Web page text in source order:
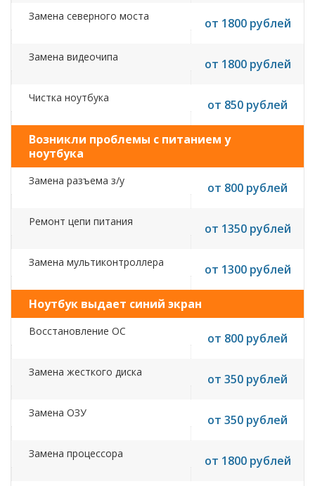
Замена северного моста от 1800 рублей
Замена видеочипа от 1800 рублей
Чистка ноутбука от 850 рублей
Возникли проблемы с питанием у
ноутбука
Замена разъема з/у от 800 рублей
Ремонт цепи питания от 1350 рублей
Замена мультиконтроллера от 1300 рублей
Ноутбук выдает синий экран
Восстановление ОС от 800 рублей
Замена жесткого диска от 350 рублей
Замена ОЗУ от 350 рублей
Замена процессора от 1800 рублей